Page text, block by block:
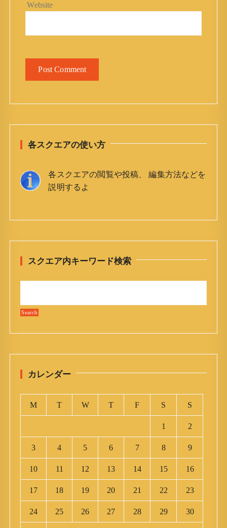
Website
各スクエアの使い方
各スクエアの閲覧や投稿、 編集方法などを
説明するよ
スクエア内キーワード検索
カレンダー
M T W T F S S
1 2
3 4 5 6 7 8 9
10 11 12 13 14 15 16
17 18 19 20 21 22 23
24 25 26 27 28 29 30